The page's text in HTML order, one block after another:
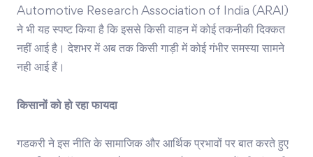
Automotive Research Association of India (ARAI)
ने भी यह स्पष्ट किया है कि इससे किसी वाहन में कोई तकनीकी दिक्कत
नहीं आई है। देशभर में अब तक किसी गाड़ी में कोई गंभीर समस्या सामने
नही आई हैं।
किसानों को हो रहा फायदा
गडकरी ने इस नीति के सामाजिक और आर्थिक प्रभावों पर बात करते हुए